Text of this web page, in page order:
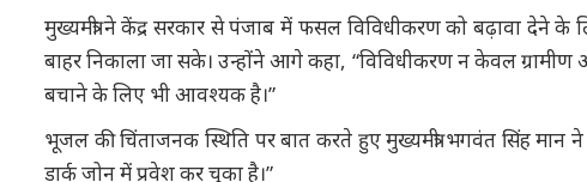
मुख्यमंत्री ने केंद्र सरकार से पंजाब में फसल विविधीकरण को बढ़ावा देने के
बाहर निकाला जा सके। उन्होंने आगे कहा, “विविधीकरण न केवल
बचाने के लिए भी आवश्यक है।”
भूजल की चिंताजनक स्थिति पर बात करते हुए मुख्यमंत्री भगवंत सिंह
डार्क जोन में प्रवेश कर चुका है।”